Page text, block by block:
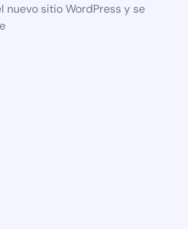
nuevo sitio WordPress y se